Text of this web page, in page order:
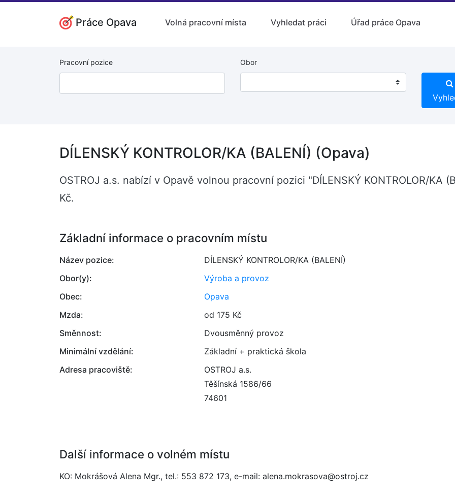
Práce Opava Volná pracovní místa Vyhledat práci Úřad práce Opava
Pracovní pozice Obor
DÍLENSKÝ KONTROLOR/KA (BALENÍ) (Opava)
OSTROJ a.s. nabízí v Opavě volnou pracovní pozici "DÍLENSKÝ KONTROLOR/KA
Kč.
Základní informace o pracovním místu
Název pozice:
DÍLENSKÝ KONTROLOR/KA (BALENÍ)
Obor(y):
Výroba a provoz
Obec:
Opava
Mzda:
od 175 Kč
Směnnost:
Dvousměnný provoz
Minimální vzdělání:
Základní + praktická škola
Adresa pracoviště:
OSTROJ a.s.
Těšínská 1586/66
74601
Další informace o volném místu
KO: Mokrášová Alena Mgr., tel.: 553 872 173, e-mail: alena.mokrasova@ostroj.cz